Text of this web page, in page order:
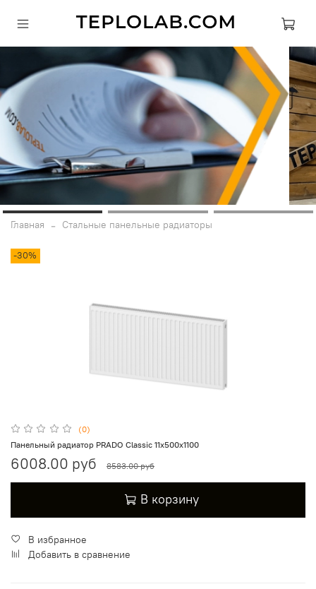
Главная Стальные панельные радиаторы
-30%
(0)
Панельный радиатор PRADO Classic 11х500х1100
6008.00 руб 8583.00 руб
В корзину
В избранное
Добавить в сравнение